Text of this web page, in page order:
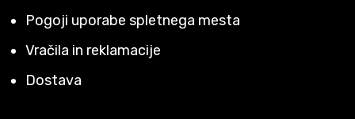
Pogoji uporabe spletnega mesta
Vračila in reklamacije
Dostava